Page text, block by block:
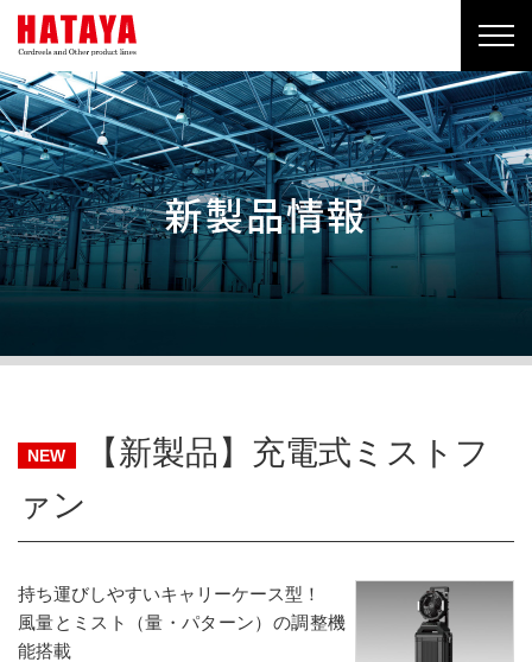
新製品情報
NEW
【新製品】充電式ミストフ
ァン
持ち運びしやすいキャリーケース型！
風量とミスト（量・パターン）の調整機
能搭載